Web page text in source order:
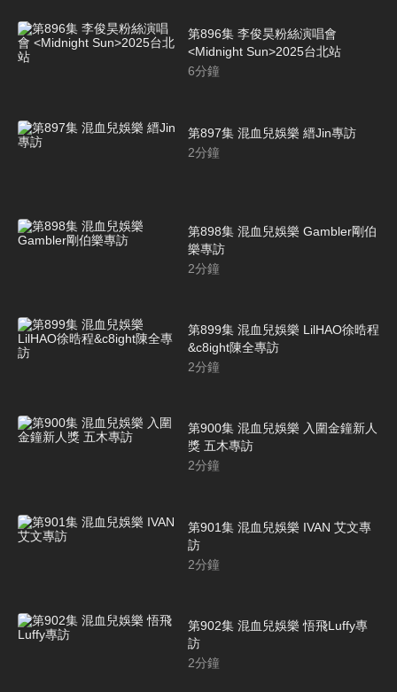
第896集 李俊昊粉絲演唱會
<Midnight Sun>2025台北站
6分鐘
第897集 混血兒娛樂 縉Jin專訪
2分鐘
第898集 混血兒娛樂 Gambler剛伯
樂專訪
2分鐘
第899集 混血兒娛樂 LilHAO徐晧程
&c8ight陳全專訪
2分鐘
第900集 混血兒娛樂 入圍金鐘新人
獎 五木專訪
2分鐘
第901集 混血兒娛樂 IVAN 艾文專
訪
2分鐘
第902集 混血兒娛樂 悟飛Luffy專
訪
2分鐘